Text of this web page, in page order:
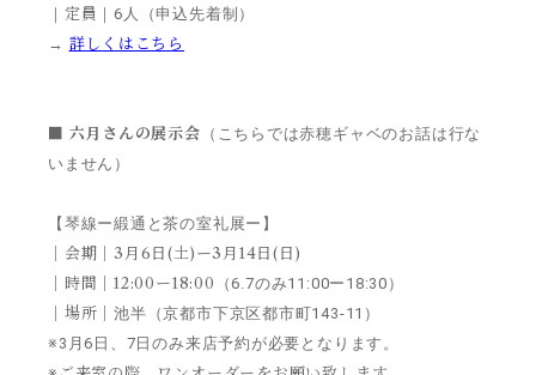
｜ 定員 ｜6人（申込先着制）
→ 詳しくはこちら
■ 六月さんの展示会 （こちらでは赤穂ギャベのお話は行な
いません）
【琴線ー緞通と茶の室礼展ー】
｜会期｜3月6日(土)ー3月14日(日)
｜時間｜12:00ー18:00
（6.7のみ11:00ー18:30）
｜場所｜池半（京都市下京区都市町143-11）
※3月6日、7日のみ来店予約が必要となります。